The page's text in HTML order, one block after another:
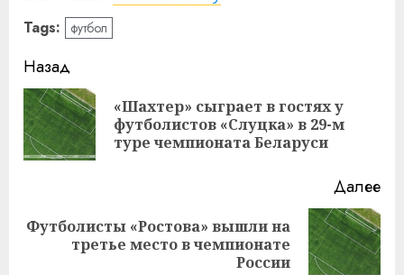
Tags: футбол
Навигация
записи
Назад
«Шахтер» сыграет в гостях у
футболистов «Слуцка» в 29-м
туре чемпионата Беларуси
Далее
Следующая
Футболисты «Ростова» вышли на
третье место в чемпионате
России